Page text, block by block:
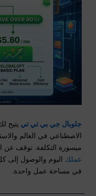
جلوبال جي بي تي تي يتيح
الاصطناعي في العالم
ميسورة التكلفة. توقف عن
عملك
في مساحة عمل واحدة.